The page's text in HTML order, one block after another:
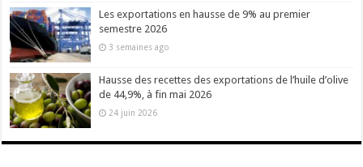
Les exportations en hausse de 9% au premier
semestre 2026
3 semaines ago
Hausse des recettes des exportations de l’huile d’olive
de 44,9%, à fin mai 2026
24 juin 2026